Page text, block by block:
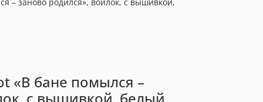
«В бане помылся –
с вышивкой, белый